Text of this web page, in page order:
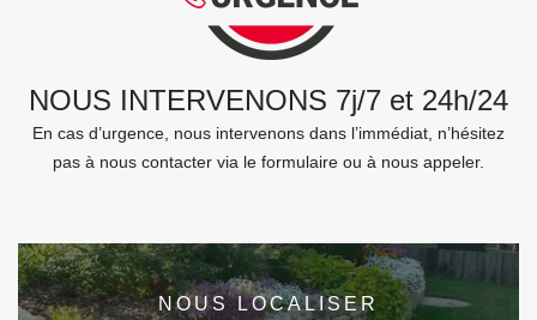
NOUS INTERVENONS 7j/7 et 24h/24
En cas d’urgence, nous intervenons dans l’immédiat, n’hésitez
pas à nous contacter via le formulaire ou à nous appeler.
NOUS LOCALISER